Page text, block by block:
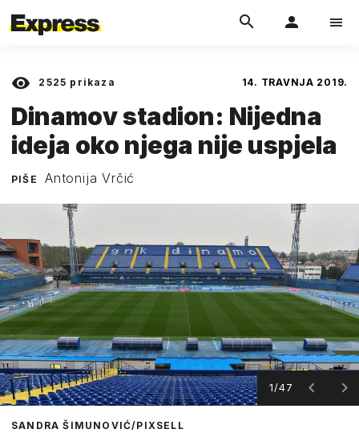
2525 prikaza 14. TRAVNJA 2019.
Dinamov stadion: Nijedna
ideja oko njega nije uspjela
PIŠE Antonija Vrčić
1/47
SANDRA ŠIMUNOVIĆ/PIXSELL